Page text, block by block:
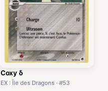
Coxy δ
EX : Île des Dragons · #53